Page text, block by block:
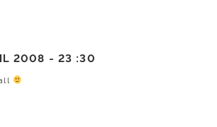
2008 - 23 :30